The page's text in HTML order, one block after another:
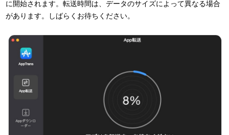
に開始されます。転送時間は、データのサイズによって異なる場合
があります。しばらくお待ちください。